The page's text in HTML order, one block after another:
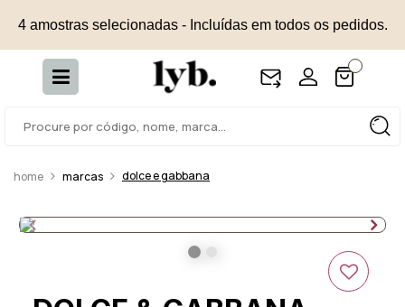
4 amostras selecionadas - Incluídas em todos os pedidos.
marcas dolce e gabbana